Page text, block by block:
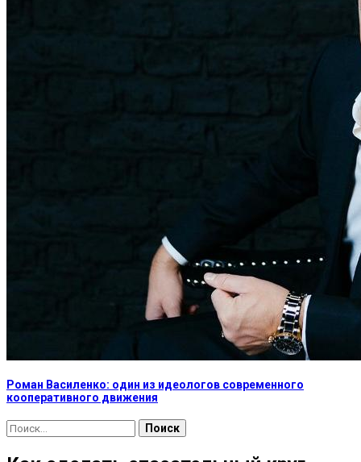
Роман Василенко: один из идеологов современного
кооперативного движения
Найти: